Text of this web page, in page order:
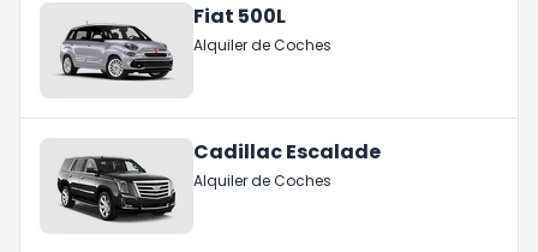
Fiat 500L
Alquiler de Coches
Cadillac Escalade
Alquiler de Coches